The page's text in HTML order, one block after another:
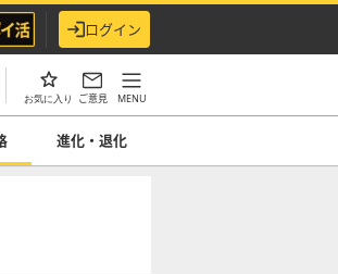
ログイン
お気に入り ご意見 MENU
進化・退化